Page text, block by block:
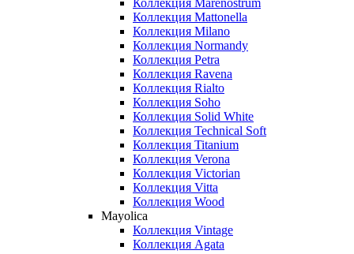
Коллекция Marenostrum
Коллекция Mattonella
Коллекция Milano
Коллекция Normandy
Коллекция Petra
Коллекция Ravena
Коллекция Rialto
Коллекция Soho
Коллекция Solid White
Коллекция Technical Soft
Коллекция Titanium
Коллекция Verona
Коллекция Victorian
Коллекция Vitta
Коллекция Wood
Mayolica
Коллекция Vintage
Коллекция Agata